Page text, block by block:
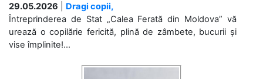
29.05.2026
Dragi copii,
Întreprinderea de Stat „Calea Ferată din Moldova” vă
urează o copilărie fericită, plină de zâmbete, bucurii și
vise împlinite!...